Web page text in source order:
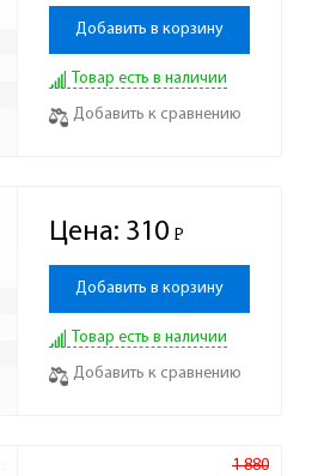
Добавить в корзину
Товар есть в наличии
Добавить к сравнению
Цена: 310 Р
-
Добавить в корзину
Товар есть в наличии
Добавить к сравнению
1 880